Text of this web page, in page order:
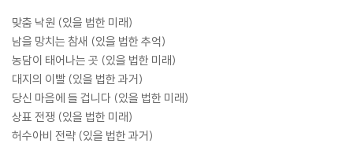
맞춤 낙원 (있을 법한 미래)
남을 망치는 참새 (있을 법한 추억)
농담이 태어나는 곳 (있을 법한 미래)
대지의 이빨 (있을 법한 과거)
당신 마음에 들 겁니다 (있을 법한 미래)
상표 전쟁 (있을 법한 미래)
허수아비 전략 (있을 법한 과거)